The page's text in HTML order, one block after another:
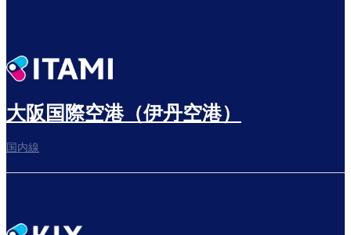
大阪国際空港（伊丹空港）
国内線